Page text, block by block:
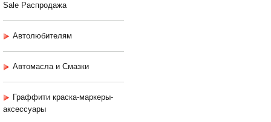
Sale Распродажа
Автолюбителям
Автомасла и Смазки
Граффити краска-маркеры-
аксессуары